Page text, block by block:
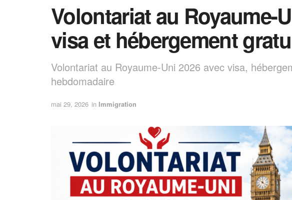
Volontariat au Royaume-
visa et hébergement
Volontariat au Royaume-Uni 2026 avec visa,
hebdomadaire
mai 29, 2026 in Immigration